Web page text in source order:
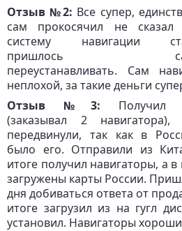
Отзыв №2: Все супер,
сам прокосячил не сказал
систему навигации
пришлось
переустанавливать. Сам
неплохой, за такие деньги
Отзыв №3: Получил
(заказывал 2 навигатора),
передвинули, так как в
было его. Отправили из
итоге получил навигаторы, а в
загружены карты России.
дня добиваться ответа от
итоге загрузил из на гугл
установил. Навигаторы